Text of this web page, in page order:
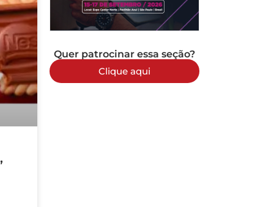
Quer patrocinar essa seção?
Clique aqui